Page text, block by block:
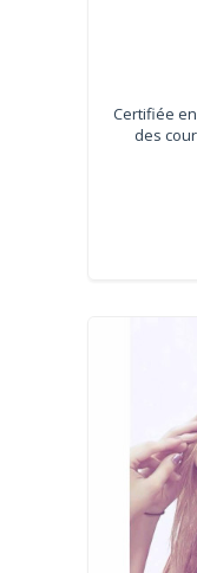
Certifiée
des